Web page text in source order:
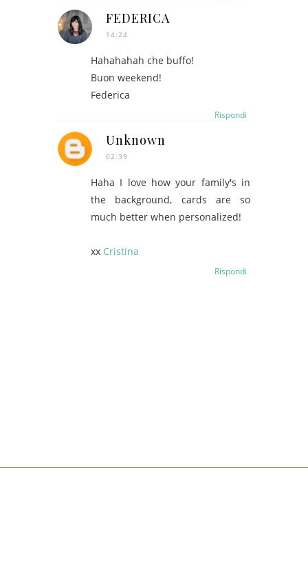
FEDERICA
14:24
Hahahahah che buffo!
Buon weekend!
Federica
Rispondi
Unknown
02:39
Haha I love how your family's in
the background, cards are so
much better when personalized!
xx Cristina
Rispondi